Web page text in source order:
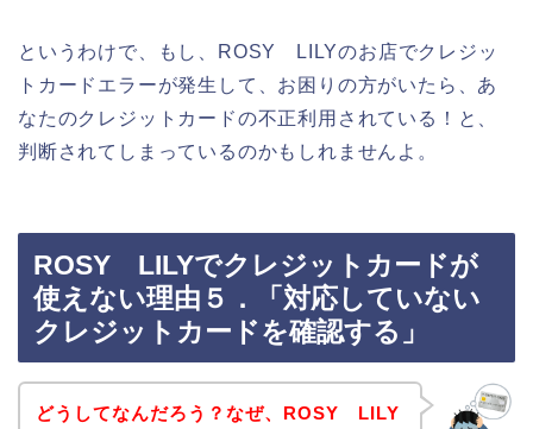
というわけで、もし、ROSY LILYのお店でクレジッ
トカードエラーが発生して、お困りの方がいたら、あ
なたのクレジットカードの不正利用されている！と、
判断されてしまっているのかもしれませんよ。
ROSY LILYでクレジットカードが
使えない理由５．「対応していない
クレジットカードを確認する」
どうしてなんだろう？なぜ、ROSY LILY